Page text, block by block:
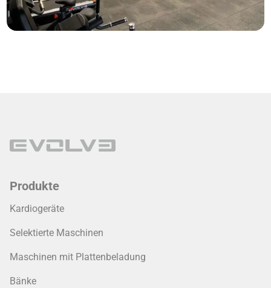
Produkte
Kardiogeräte
Selektierte Maschinen
Maschinen mit Plattenbeladung
Bänke